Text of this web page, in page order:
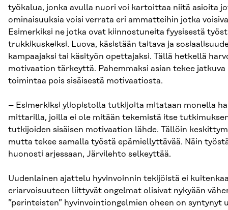
työkalua, jonka avulla nuori voi kartoittaa niitä asioita
ominaisuuksia voisi verrata eri ammatteihin jotka
Esimerkiksi ne jotka ovat kiinnostuneita fyysisestä
trukkikuskeiksi. Luova, käsistään taitava ja
kampaajaksi tai käsityön opettajaksi. Tällä hetkellä
motivaation tärkeyttä. Pahemmaksi asian tekee
toimintaa pois sisäisestä motivaatiosta.
– Esimerkiksi yliopistolla tutkijoita mitataan monella
mittarilla, joilla ei ole mitään tekemistä itse
tutkijoiden sisäisen motivaation lähde. Tällöin
mutta tekee samalla työstä epämiellyttävää. Näin
huonosti arjessaan, Järvilehto selkeyttää.
Uudenlainen ajattelu hyvinvoinnin tekijöistä ei
eriarvoisuuteen liittyvät ongelmat olisivat nykyään
”perinteisten” hyvinvointiongelmien oheen on